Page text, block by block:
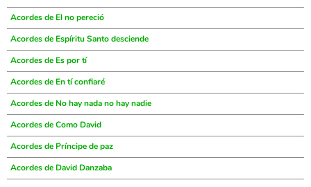
Acordes de El no pereció
Acordes de Espíritu Santo desciende
Acordes de Es por tí
Acordes de En tí confiaré
Acordes de No hay nada no hay nadie
Acordes de Como David
Acordes de Príncipe de paz
Acordes de David Danzaba